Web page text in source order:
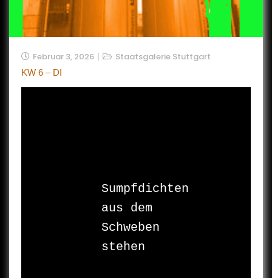
Februar 3, 2026 Staatsgalerie Stuttgart
KW 6 – DI
Sumpfdichten
aus dem
Schweben
stehen